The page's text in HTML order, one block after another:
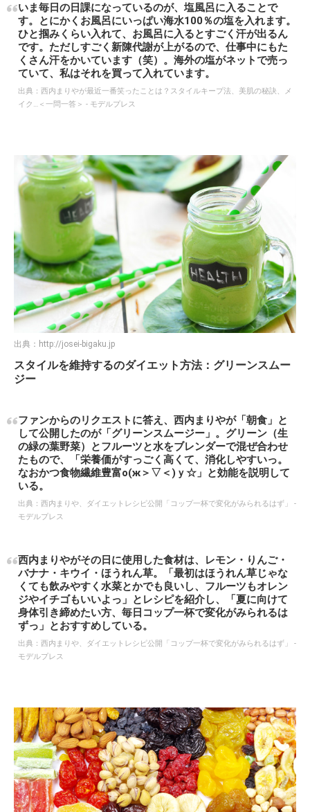
いま毎日の日課になっているのが、塩風呂に入ることで
す。とにかくお風呂にいっぱい海水100％の塩を入れます。
ひと掴みくらい入れて、お風呂に入るとすごく汗が出るん
です。ただしすごく新陳代謝が上がるので、仕事中にもた
くさん汗をかいています（笑）。海外の塩がネットで売っ
ていて、私はそれを買って入れています。
出典： 西内まりやが最近一番笑ったことは？スタイルキープ法、美肌の秘訣、メ
イク…＜一問一答＞ - モデルプレス
出典： http://josei-bigaku.jp
スタイルを維持するのダイエット方法：グリーンスムー
ジー
ファンからのリクエストに答え、西内まりやが「朝食」と
して公開したのが「グリーンスムージー」。グリーン（生
の緑の葉野菜）とフルーツと水をブレンダーで混ぜ合わせ
たもので、「栄養価がすっごく高くて、消化しやすいっ。
なおかつ食物繊維豊富о(ж＞▽＜)ｙ☆」と効能を説明して
いる。
出典： 西内まりや、ダイエットレシピ公開「コップ一杯で変化がみられるはず」 -
モデルプレス
西内まりやがその日に使用した食材は、レモン・りんご・
バナナ・キウイ・ほうれん草。「最初はほうれん草じゃな
くても飲みやすく水菜とかでも良いし、フルーツもオレン
ジやイチゴもいいよっ」とレシピを紹介し、「夏に向けて
身体引き締めたい方、毎日コップ一杯で変化がみられるは
ずっ」とおすすめしている。
出典： 西内まりや、ダイエットレシピ公開「コップ一杯で変化がみられるはず」 -
モデルプレス